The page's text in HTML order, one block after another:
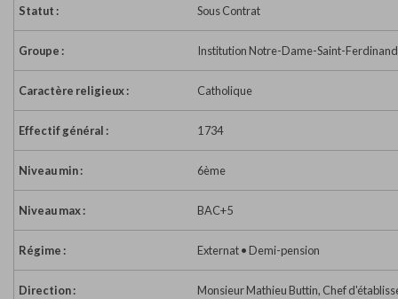
Statut : Sous Contrat
Groupe : Institution Notre-Dame-Saint-Ferdinand
Caractère religieux : Catholique
Effectif général : 1 734
Niveau min : 6ème
Niveau max : BAC+5
Régime : Externat • Demi-pension
Direction : Monsieur Mathieu Buttin, Chef